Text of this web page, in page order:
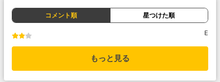
コメント順 星つけた順
E
もっと見る